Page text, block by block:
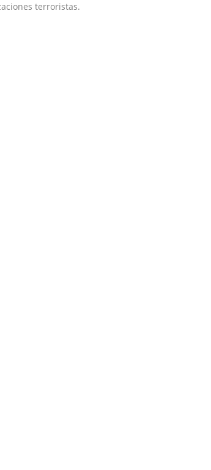
terroristas.